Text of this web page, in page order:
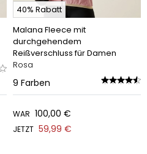
40% Rabatt
Malana Fleece mit
durchgehendem
Reißverschluss für Damen
Rosa
9 Farben
WAR 100,00 €
JETZT 59,99 €